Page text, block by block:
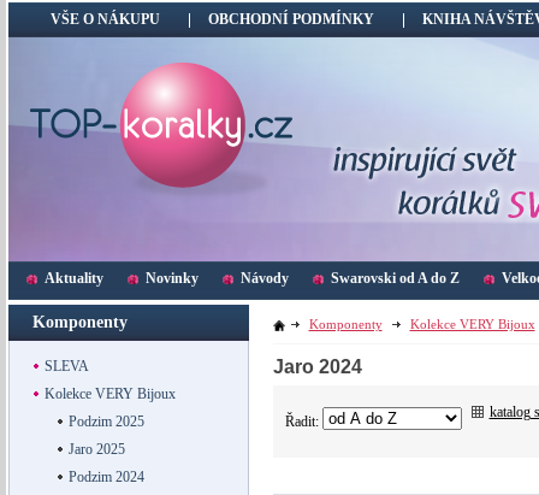
VŠE O NÁKUPU OBCHODNÍ PODMÍNKY KNIHA
Aktuality Novinky Návody Swarovski od A do Z
Komponenty
SLEVA
Kolekce VERY Bijoux
Podzim 2025
Jaro 2025
Podzim 2024
Komponenty Kolekce VERY Bijoux
Jaro 2024
Řadit:
katalog